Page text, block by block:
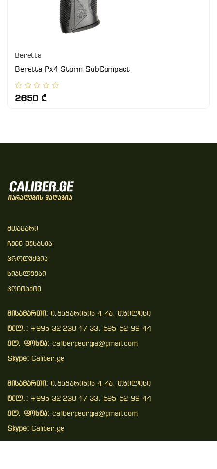
Beretta
Beretta Px4 Storm SubCompact
2650 ₾
Მთავარი
Ჩვენ Შესახებ
Პროდუქცია
Სიახლეები
Კონტაქტი
მისამართი: ი.გაგარინის 4-4ა, თბილისი
ტელ.: +995 32 238 17 33, 595-52-99-44
ელ. ფოსტა: calibergeorgia@gmail.com
Skype: Caliber.ge
მისამართი: ი.გაგარინის 4-4ა, თბილისი
ტელ.: +995 32 238 17 33, 595-52-99-44
ელ. ფოსტა: calibergeorgia@gmail.com
Skype: Caliber.ge